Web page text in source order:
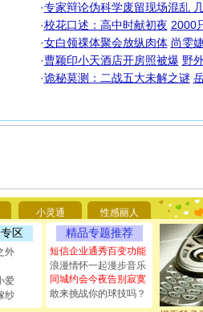
·专家辩论伪科学废留现场混乱
·校花口述：高中时献初夜 2000
·女白领祼体聚会放纵肉体 尚雯
·曹颖印小天酒店开房照被爆 野
·诡秘莫测：二战五大未解之谜
小灵通 性感丽人
区
外
爱
纱
精品专题推荐
短信企业通秀百变功能
浪漫情怀一起漫步音乐
同城约会今夜告别寂寞
敢来挑战你的球技吗？
要平安！
[圣诞节]
能正大光
都要快乐
[圣诞节]
如意,快
[元旦]看
断电。爱
你是我专